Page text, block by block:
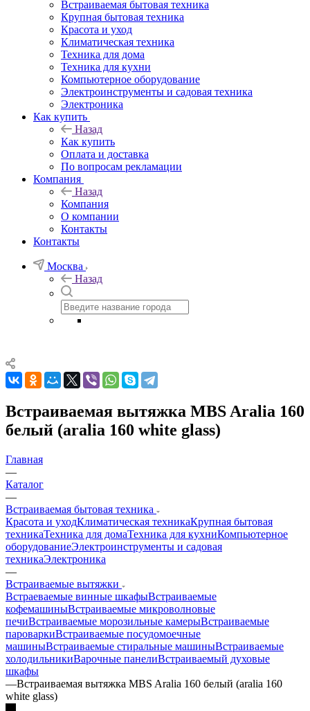
Встраиваемая бытовая техника
Крупная бытовая техника
Красота и уход
Климатическая техника
Техника для дома
Техника для кухни
Компьютерное оборудование
Электроинструменты и садовая техника
Электроника
Как купить
Назад
Как купить
Оплата и доставка
По вопросам рекламации
Компания
Назад
Компания
О компании
Контакты
Контакты
Москва
Назад
Встраиваемая вытяжка MBS Aralia 160
белый (aralia 160 white glass)
Главная
—
Каталог
—
Встраиваемая бытовая техника
Красота и уходКлиматическая техникаКрупная бытовая
техникаТехника для домаТехника для кухниКомпьютерное
оборудованиеЭлектроинструменты и садовая
техникаЭлектроника
—
Встраиваемые вытяжки
Встраеваемые винные шкафыВстраиваемые
кофемашиныВстраиваемые микроволновые
печиВстраиваемые морозильные камерыВстраиваемые
пароваркиВстраиваемые посудомоечные
машиныВстраиваемые стиральные машиныВстраиваемые
холодильникиВарочные панелиВстраиваемый духовые
шкафы
—Встраиваемая вытяжка MBS Aralia 160 белый (aralia 160
white glass)